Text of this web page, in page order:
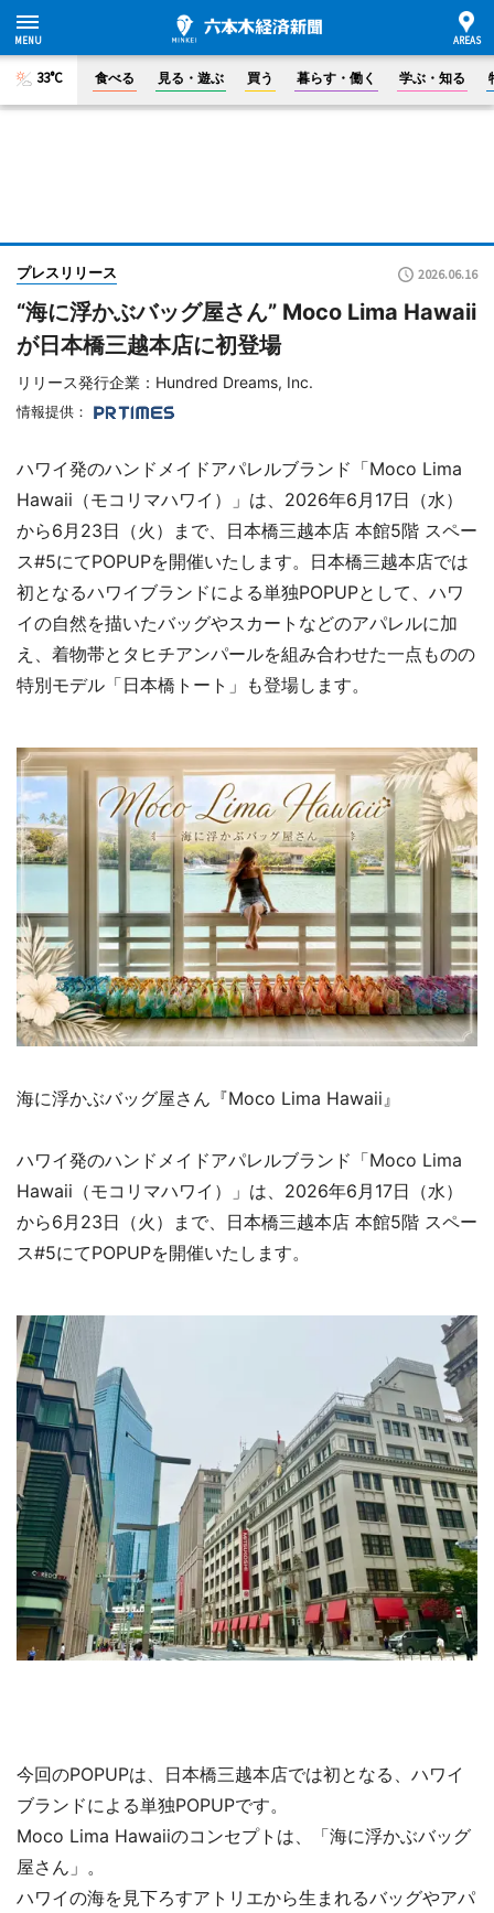
33°C 食べる 見る・遊ぶ 買う 暮らす・働く 学ぶ・知る
プレスリリース 2026.06.16
“海に浮かぶバッグ屋さん” Moco Lima Hawaii
が日本橋三越本店に初登場
リリース発行企業：Hundred Dreams, Inc.
情報提供：
ハワイ発のハンドメイドアパレルブランド「Moco Lima
Hawaii（モコリマハワイ）」は、2026年6月17日（水）
から6月23日（火）まで、日本橋三越本店 本館5階 スペー
ス#5にてPOPUPを開催いたします。日本橋三越本店では
初となるハワイブランドによる単独POPUPとして、ハワ
イの自然を描いたバッグやスカートなどのアパレルに加
え、着物帯とタヒチアンパールを組み合わせた一点ものの
特別モデル「日本橋トート」も登場します。
海に浮かぶバッグ屋さん『Moco Lima Hawaii』
ハワイ発のハンドメイドアパレルブランド「Moco Lima
Hawaii（モコリマハワイ）」は、2026年6月17日（水）
から6月23日（火）まで、日本橋三越本店 本館5階 スペー
ス#5にてPOPUPを開催いたします。
今回のPOPUPは、日本橋三越本店では初となる、ハワイ
ブランドによる単独POPUPです。
Moco Lima Hawaiiのコンセプトは、「海に浮かぶバッグ
屋さん」。
ハワイの海を見下ろすアトリエから生まれるバッグやアパ